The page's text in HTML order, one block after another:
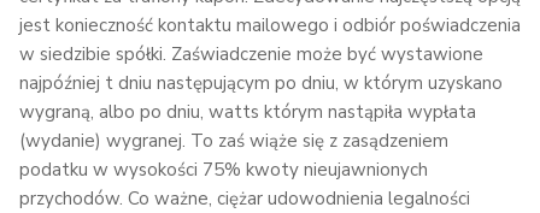
jest konieczność kontaktu mailowego i odbiór poświadczenia
w siedzibie spółki. Zaświadczenie może być wystawione
najpóźniej t dniu następującym po dniu, w którym uzyskano
wygraną, albo po dniu, watts którym nastąpiła wypłata
(wydanie) wygranej. To zaś wiąże się z zasądzeniem
podatku w wysokości 75% kwoty nieujawnionych
przychodów. Co ważne, ciężar udowodnienia legalności